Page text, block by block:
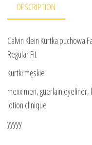
DESCRIPTION
Calvin Klein Kurtka puchowa
Regular Fit
Kurtki męskie
mexx men, guerlain
lotion clinique
yyyyy